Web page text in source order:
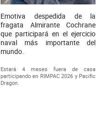
Emotiva despedida de la
fragata Almirante Cochrane
que participará en el ejercicio
naval más importante del
mundo.
Estará 4 meses fuera de casa
participando en RIMPAC 2026 y Pacific
Dragon.